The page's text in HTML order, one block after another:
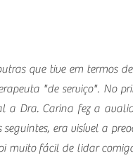
que tive em termos
"de serviço". No
Dra. Carina fez a
era visível a
muito fácil de lidar